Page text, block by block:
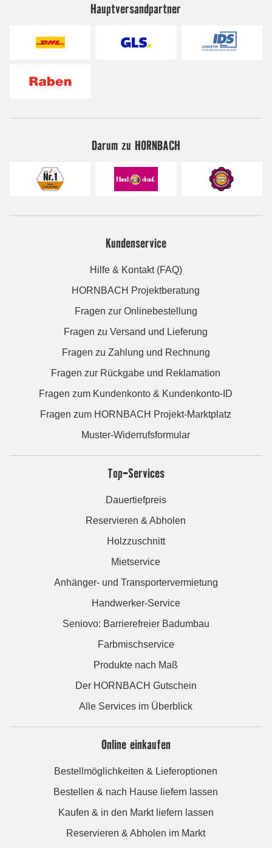
Hauptversandpartner
Darum zu HORNBACH
Kundenservice
Hilfe & Kontakt (FAQ)
HORNBACH Projektberatung
Fragen zur Onlinebestellung
Fragen zu Versand und Lieferung
Fragen zu Zahlung und Rechnung
Fragen zur Rückgabe und Reklamation
Fragen zum Kundenkonto & Kundenkonto-ID
Fragen zum HORNBACH Projekt-Marktplatz
Muster-Widerrufsformular
Top-Services
Dauertiefpreis
Reservieren & Abholen
Holzzuschnitt
Mietservice
Anhänger- und Transportervermietung
Handwerker-Service
Seniovo: Barrierefreier Badumbau
Farbmischservice
Produkte nach Maß
Der HORNBACH Gutschein
Alle Services im Überblick
Online einkaufen
Bestellmöglichkeiten & Lieferoptionen
Bestellen & nach Hause liefern lassen
Kaufen & in den Markt liefern lassen
Reservieren & Abholen im Markt